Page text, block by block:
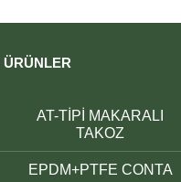
ÜRÜNLER
AT-TİPİ MAKARALI
TAKOZ
EPDM+PTFE CONTA